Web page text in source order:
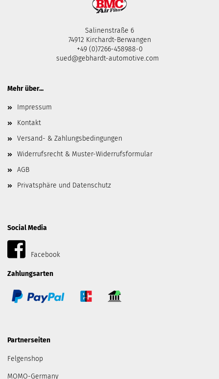
Salinenstraße 6
74912 Kirchardt-Berwangen
+49 (0)7266-458988-0
sued@gebhardt-automotive.com
Mehr über...
Impressum
Kontakt
Versand- & Zahlungsbedingungen
Widerrufsrecht & Muster-Widerrufsformular
AGB
Privatsphäre und Datenschutz
Social Media
Facebook
Zahlungsarten
Partnerseiten
Felgenshop
MOMO-Germany